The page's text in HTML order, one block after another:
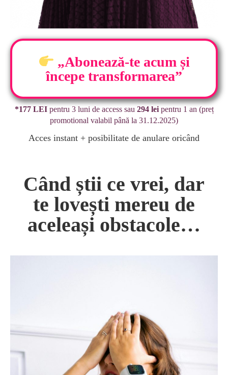
„Abonează-te acum și
începe transformarea”
*177 LEIpentru 3 luni de access sau 294 leipentru 1 an (preț
promotional valabil până la 31.12.2025)
Acces instant + posibilitate de anulare oricând
Când știi ce vrei, dar
te lovești mereu de
aceleași obstacole…